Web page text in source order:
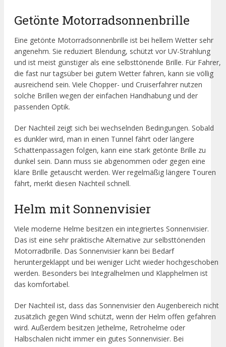
Getönte Motorradsonnenbrille
Eine getönte Motorradsonnenbrille ist bei hellem Wetter sehr
angenehm. Sie reduziert Blendung, schützt vor UV-Strahlung
und ist meist günstiger als eine selbsttönende Brille. Für Fahrer,
die fast nur tagsüber bei gutem Wetter fahren, kann sie völlig
ausreichend sein. Viele Chopper- und Cruiserfahrer nutzen
solche Brillen wegen der einfachen Handhabung und der
passenden Optik.
Der Nachteil zeigt sich bei wechselnden Bedingungen. Sobald
es dunkler wird, man in einen Tunnel fährt oder längere
Schattenpassagen folgen, kann eine stark getönte Brille zu
dunkel sein. Dann muss sie abgenommen oder gegen eine
klare Brille getauscht werden. Wer regelmäßig längere Touren
fährt, merkt diesen Nachteil schnell.
Helm mit Sonnenvisier
Viele moderne Helme besitzen ein integriertes Sonnenvisier.
Das ist eine sehr praktische Alternative zur selbsttönenden
Motorradbrille. Das Sonnenvisier kann bei Bedarf
heruntergeklappt und bei weniger Licht wieder hochgeschoben
werden. Besonders bei Integralhelmen und Klapphelmen ist
das komfortabel.
Der Nachteil ist, dass das Sonnenvisier den Augenbereich nicht
zusätzlich gegen Wind schützt, wenn der Helm offen gefahren
wird. Außerdem besitzen Jethelme, Retrohelme oder
Halbschalen nicht immer ein gutes Sonnenvisier. Bei